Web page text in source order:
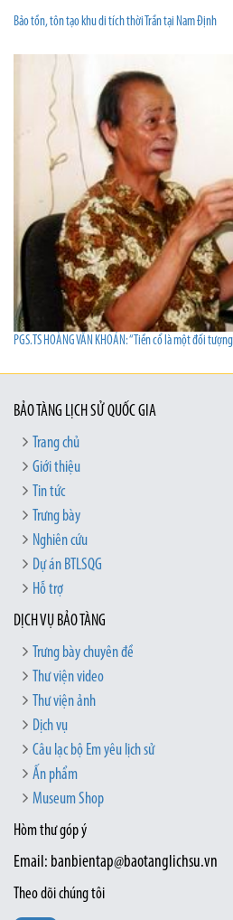
Bảo tồn, tôn tạo khu di tích thời Trần tại Nam Định
PGS.TS HOÀNG VĂN KHOÁN: “Tiền cổ là một đối
BẢO TÀNG LỊCH SỬ QUỐC GIA
Trang chủ
Giới thiệu
Tin tức
Trưng bày
Nghiên cứu
Dự án BTLSQG
Hỗ trợ
DỊCH VỤ BẢO TÀNG
Trưng bày chuyên đề
Thư viện video
Thư viện ảnh
Dịch vụ
Câu lạc bộ Em yêu lịch sử
Ấn phẩm
Museum Shop
Hòm thư góp ý
Email: banbientap@baotanglichsu.vn
Theo dõi chúng tôi